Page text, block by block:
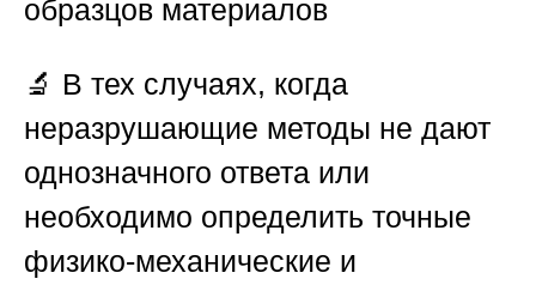
образцов материалов
🔬 В тех случаях, когда
неразрушающие методы не дают
однозначного ответа или
необходимо определить точные
физико-механические и